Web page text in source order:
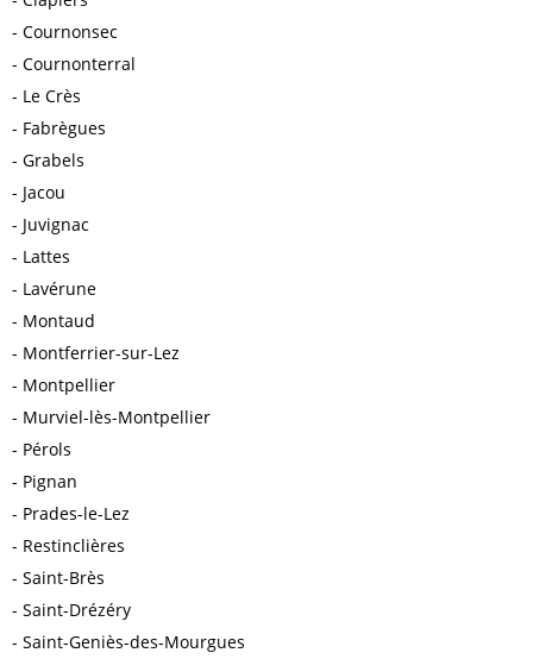
Cournonsec
Cournonterral
Le Crès
Fabrègues
Grabels
Jacou
Juvignac
Lattes
Lavérune
Montaud
Montferrier-sur-Lez
Montpellier
Murviel-lès-Montpellier
Pérols
Pignan
Prades-le-Lez
Restinclières
Saint-Brès
Saint-Drézéry
Saint-Geniès-des-Mourgues